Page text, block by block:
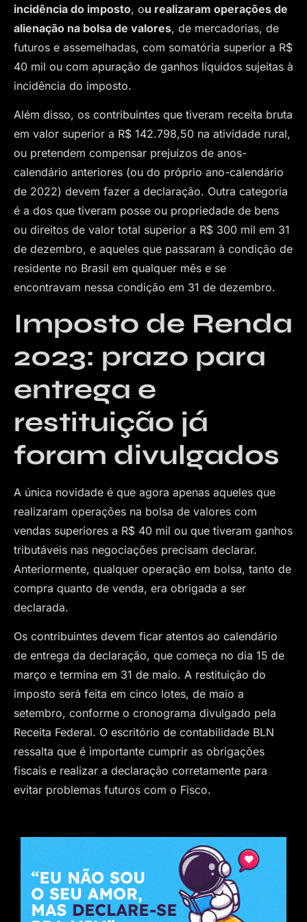
incidência do imposto, ou realizaram operações de
alienação na bolsa de valores, de mercadorias, de
futuros e assemelhadas, com somatória superior a R$
40 mil ou com apuração de ganhos líquidos sujeitas à
incidência do imposto.
Além disso, os contribuintes que tiveram receita bruta
em valor superior a R$ 142.798,50 na atividade rural,
ou pretendem compensar prejuízos de anos-
calendário anteriores (ou do próprio ano-calendário
de 2022) devem fazer a declaração. Outra categoria
é a dos que tiveram posse ou propriedade de bens
ou direitos de valor total superior a R$ 300 mil em 31
de dezembro, e aqueles que passaram à condição de
residente no Brasil em qualquer mês e se
encontravam nessa condição em 31 de dezembro.
Imposto de Renda
2023: prazo para
entrega e
restituição já
foram divulgados
A única novidade é que agora apenas aqueles que
realizaram operações na bolsa de valores com
vendas superiores a R$ 40 mil ou que tiveram ganhos
tributáveis nas negociações precisam declarar.
Anteriormente, qualquer operação em bolsa, tanto de
compra quanto de venda, era obrigada a ser
declarada.
Os contribuintes devem ficar atentos ao calendário
de entrega da declaração, que começa no dia 15 de
março e termina em 31 de maio. A restituição do
imposto será feita em cinco lotes, de maio a
setembro, conforme o cronograma divulgado pela
Receita Federal. O escritório de contabilidade BLN
ressalta que é importante cumprir as obrigações
fiscais e realizar a declaração corretamente para
evitar problemas futuros com o Fisco.